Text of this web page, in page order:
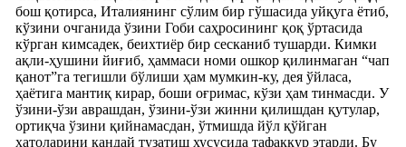
бош қотирса, Италиянинг сўлим бир гўшасида уйқуга ётиб,
кўзини очганида ўзини Гоби саҳросининг қоқ ўртасида
кўрган кимсадек, беихтиёр бир сесканиб тушарди. Кимки
ақли-ҳушини йиғиб, ҳаммаси номи ошкор қилинмаган “чап
қанот”га тегишли бўлиши ҳам мумкин-ку, дея ўйласа,
ҳаётига мантиқ кирар, боши оғримас, кўзи ҳам тинмасди. У
ўзини-ўзи аврашдан, ўзини-ўзи жинни қилишдан қутулар,
ортиқча ўзини қийнамасдан, ўтмишда йўл қўйган
хатоларини қандай тузатиш хусусида тафаккур этарди. Бу